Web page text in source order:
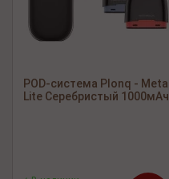
POD-система Plonq - Meta
Lite Серебристый 1000мАч